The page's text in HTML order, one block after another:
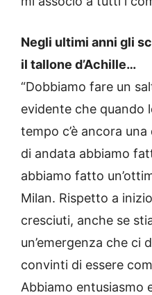
Negli ultimi anni gli
il tallone d’Achille…
“Dobbiamo fare un
evidente che quando
tempo c’è ancora
di andata abbiamo
abbiamo fatto
Milan. Rispetto a
cresciuti, anche se
un’emergenza che ci
convinti di essere
Abbiamo entusiasmo